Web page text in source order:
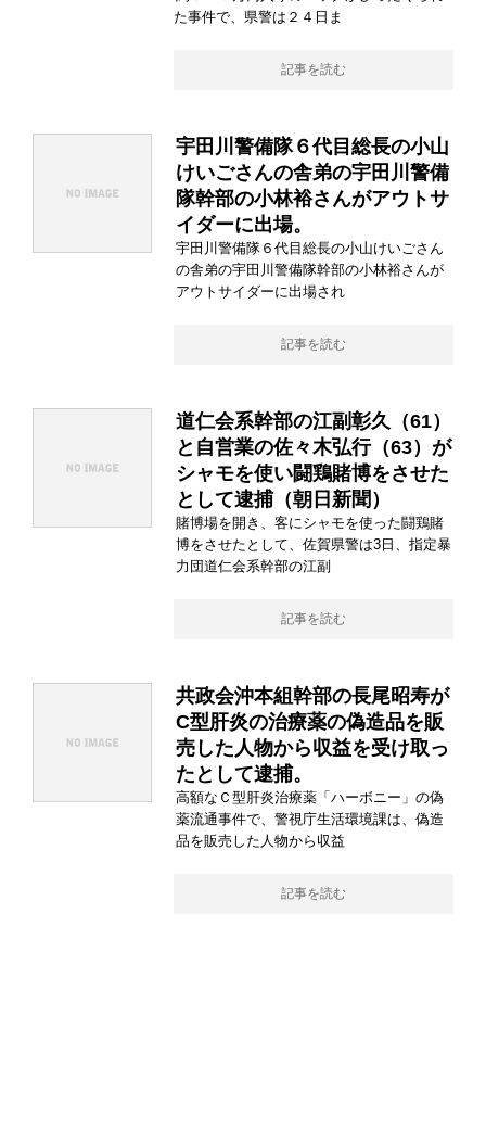
た事件で、県警は２４日ま
記事を読む
宇田川警備隊６代目総長の小山
けいごさんの舎弟の宇田川警備
隊幹部の小林裕さんがアウトサ
イダーに出場。
宇田川警備隊６代目総長の小山けいごさん
の舎弟の宇田川警備隊幹部の小林裕さんが
アウトサイダーに出場され
記事を読む
道仁会系幹部の江副彰久（61）
と自営業の佐々木弘行（63）が
シャモを使い闘鶏賭博をさせた
として逮捕（朝日新聞）
賭博場を開き、客にシャモを使った闘鶏賭
博をさせたとして、佐賀県警は3日、指定暴
力団道仁会系幹部の江副
記事を読む
共政会沖本組幹部の長尾昭寿が
C型肝炎の治療薬の偽造品を販
売した人物から収益を受け取っ
たとして逮捕。
高額なＣ型肝炎治療薬「ハーボニー」の偽
薬流通事件で、警視庁生活環境課は、偽造
品を販売した人物から収益
記事を読む